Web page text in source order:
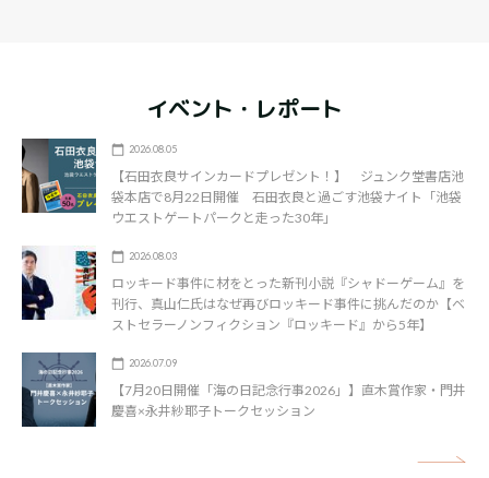
イベント・レポート
2026.08.05
【石田衣良サインカードプレゼント！】 ジュンク堂書店池
袋本店で8月22日開催 石田衣良と過ごす池袋ナイト「池袋
ウエストゲートパークと走った30年」
2026.08.03
ロッキード事件に材をとった新刊小説『シャドーゲーム』を
刊行、真山仁氏はなぜ再びロッキード事件に挑んだのか【ベ
ストセラーノンフィクション『ロッキード』から5年】
2026.07.09
【7月20日開催「海の日記念行事2026」】直木賞作家・門井
慶喜×永井紗耶子トークセッション